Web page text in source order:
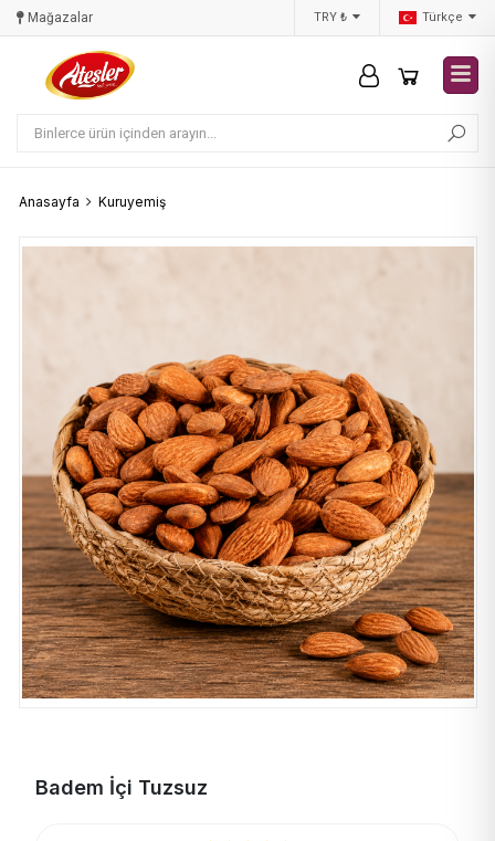
Mağazalar Sipariş Takibi
TRY ₺ Türkçe
Anasayfa Kuruyemiş
Badem İçi Tuzsuz